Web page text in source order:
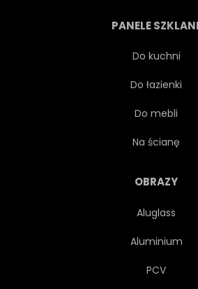
KWIATOWY
PANELE
Do kuchni
Do łazienki
Do mebli
Na ścianę
OBRAZY
Aluglass
Aluminium
PCV